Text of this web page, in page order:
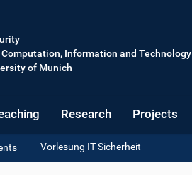
Computation, Information and Technology
of Munich
Research Projects
Vorlesung IT Sicherheit